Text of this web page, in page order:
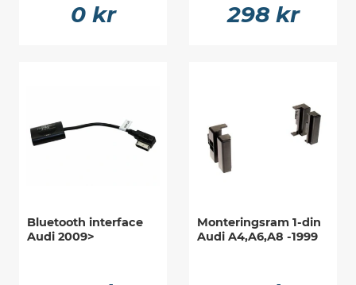
0 kr 298 kr
Bluetooth interface
Audi 2009>
Monteringsram 1-din
Audi A4,A6,A8 -1999